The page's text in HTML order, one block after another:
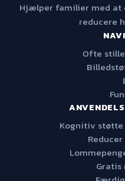
Hjælper familier med at
reducere
Ofte
Kognitiv